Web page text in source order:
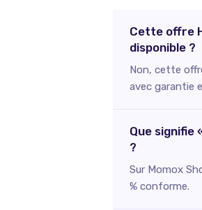
Cette offre
disponible ?
Non, cette
avec garantie
Que signifie
?
Sur Momox
% conforme.